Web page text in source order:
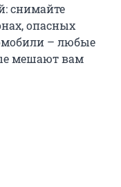
снимайте
опасных
– любые
мешают вам